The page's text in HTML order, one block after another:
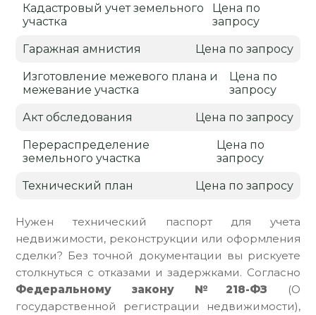
Нужен технический паспорт для учета
недвижимости, реконструкции или оформления
сделки? Без точной документации вы рискуете
столкнуться с отказами и задержками. Согласно
Федеральному закону №218-ФЗ (О
государственной регистрации недвижимости),
Кадастровый учет земельного
участка
Цена по
запросу
Гаражная амнистия Цена по запросу
Изготовление межевого плана и
межевание участка
Цена по
запросу
Акт обследования Цена по запросу
Перераспределение
земельного участка
Цена по
запросу
Технический план Цена по запросу